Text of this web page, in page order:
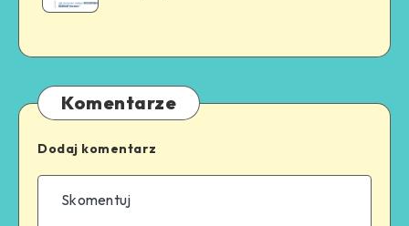
Komentarze
Dodaj komentarz